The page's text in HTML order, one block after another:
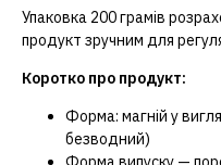
Упаковка 200 грамів
продукт зручним для
Коротко про продукт:
Форма: магній у
безводний)